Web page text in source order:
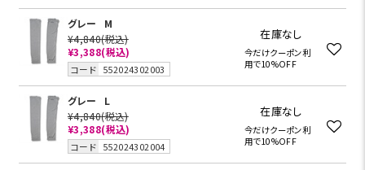
グレー
M
¥4,840(税込)
¥3,388(税込)
コード 552024302003
在庫なし
今だけクーポン利
用で10%OFF
グレー
L
¥4,840(税込)
¥3,388(税込)
コード 552024302004
在庫なし
今だけクーポン利
用で10%OFF